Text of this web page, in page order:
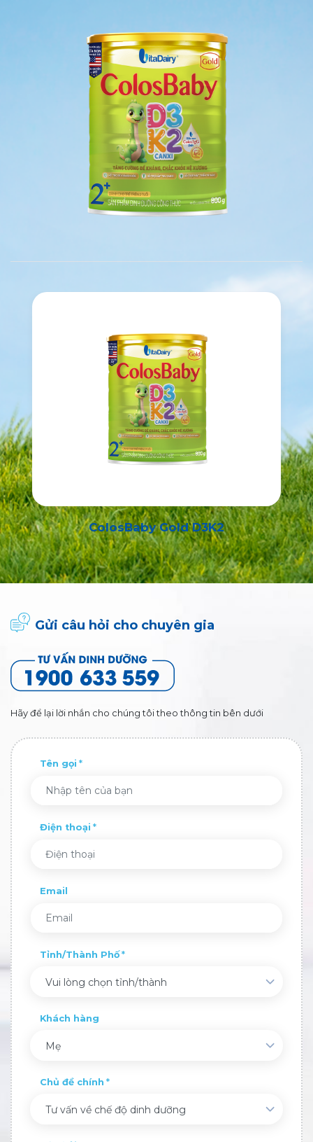
ColosBaby Gold D3K2
Gửi câu hỏi cho chuyên gia
Hãy để lại lời nhắn cho chúng tôi theo thông tin bên dưới
Tên gọi
Điện thoại
Email
Tỉnh/Thành Phố
Vui lòng chọn tỉnh/thành
Khách hàng
Mẹ
Chủ đề chính
Tư vấn về chế độ dinh dưỡng